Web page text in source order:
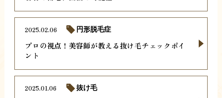
プロの視点！美容師が教える抜け毛チェックポイ
ント
2025.02.06 円形脱毛症
2025.01.06 抜け毛